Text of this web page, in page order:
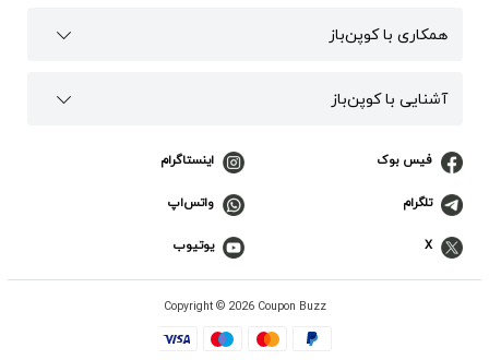
همکاری با کوپن‌باز
آشنایی با کوپن‌باز
فیس بوک اینستاگرام
تلگرام واتس‌اپ
X یوتیوب
Copyright © 2026 Coupon Buzz